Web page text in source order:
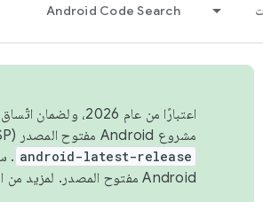
Android Code Search
اعتبارًا من عام
مشروع Android مفتوح المصدر (AOSP) في الربعَين الثاني والرابع. لبناء مشروع Android مفتوح المصدر والمساهمة فيه، استخدِم
android-latest-release
.
Android مفتوح المصدر. لمزيد من المعلومات، يُرجى الاطّلاع على